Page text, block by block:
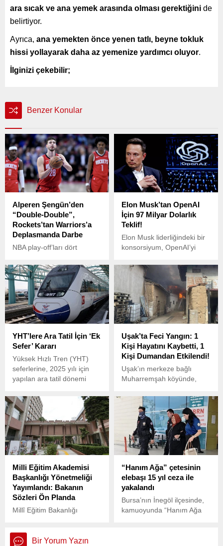
ara sıcak ve ana yemek arasında olması gerektiğini de
belirtiyor.
Ayrıca, ana yemekten önce yenen tatlı, beyne tokluk
hissi yollayarak daha az yemenize yardımcı oluyor.
İlginizi çekebilir;
Benzer Konular
Alperen Şengün’den
“Double-Double”,
Rockets’tan Warriors’a
Deplasmanda Darbe
NBA play-off’ları dört
ederken, gecenin öne çıkan
isimlerinden biri milli
basketbolcu Alperen
Şengün oldu.
Elon Musk’tan OpenAI
İçin 97 Milyar Dolarlık
Teklif!
Elon Musk liderliğindeki bir
konsorsiyum, OpenAI’yi
gütmeyen kuruluşu satın
almak için 97,4 milyar
dolarlık bir teklif sundu.
YHT’lere Ara Tatil İçin ‘Ek
Sefer’ Kararı
Yüksek Hızlı Tren (YHT)
seferlerine, 2025 yılı için
yapılan ara tatil dönemi
düzenlenmesi kararı alındı.
Uşak’ta Feci Yangın: 1
Kişi Hayatını Kaybetti, 1
Kişi Dumandan Etkilendi!
Uşak’ın merkeze bağlı
Muharremşah köyünde,
üst katındaki evde henüz
belirlenemeyen bir nedenle
yangın çıktı.
Milli Eğitim Akademisi
Başkanlığı Yönetmeliği
Yayımlandı: Bakanın
Sözleri Ön Planda
Millî Eğitim Bakanlığı
Yönetmeliği,” 19 Mart 2025
“Hanım Ağa” çetesinin
elebaşı 15 yıl ceza ile
yakalandı
Bursa’nın İnegöl ilçesinde,
kamuoyunda “Hanım Ağa
Bir Yorum Yazın